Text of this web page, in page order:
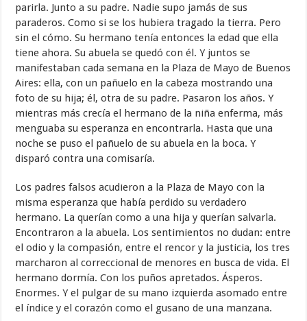
parirla. Junto a su padre. Nadie supo jamás de sus
paraderos. Como si se los hubiera tragado la tierra. Pero
sin el cómo. Su hermano tenía entonces la edad que ella
tiene ahora. Su abuela se quedó con él. Y juntos se
manifestaban cada semana en la Plaza de Mayo de Buenos
Aires: ella, con un pañuelo en la cabeza mostrando una
foto de su hija; él, otra de su padre. Pasaron los años. Y
mientras más crecía el hermano de la niña enferma, más
menguaba su esperanza en encontrarla. Hasta que una
noche se puso el pañuelo de su abuela en la boca. Y
disparó contra una comisaría.
Los padres falsos acudieron a la Plaza de Mayo con la
misma esperanza que había perdido su verdadero
hermano. La querían como a una hija y querían salvarla.
Encontraron a la abuela. Los sentimientos no dudan: entre
el odio y la compasión, entre el rencor y la justicia, los tres
marcharon al correccional de menores en busca de vida. El
hermano dormía. Con los puños apretados. Ásperos.
Enormes. Y el pulgar de su mano izquierda asomado entre
el índice y el corazón como el gusano de una manzana.